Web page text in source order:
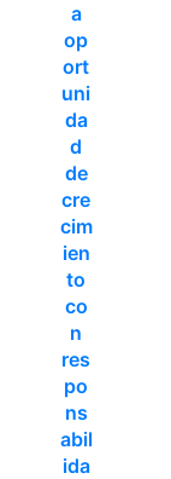
a
op
ort
uni
da
d
de
cre
cim
ien
to
co
n
res
po
ns
abil
ida